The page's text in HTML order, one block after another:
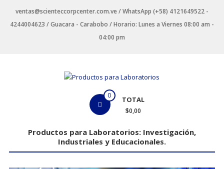
contenido
ventas@scienteccorpcenter.com.ve / WhatsApp (+58) 4121649522 -
4244004623 / Guacara - Carabobo / Horario: Lunes a Viernes 08:00 am -
04:00 pm
Laboratorios
Industriales
0 TOTAL
$0,00
Productos para Laboratorios: Investigación,
Industriales y Educacionales.